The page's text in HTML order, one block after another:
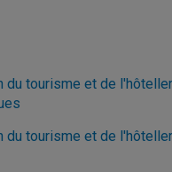
du tourisme et de
du tourisme et de